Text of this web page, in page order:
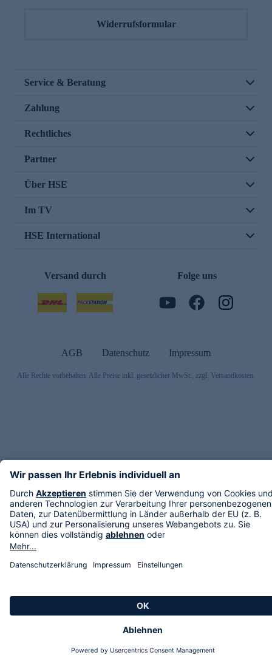
Widerrufsformular
Service & Beratung
Zahlung
Rechtliches
Partner
Über HSE
Im TV
HSE International
Versand durch Folge uns
AGB Datenschutz Impressum
Alle Rechte vorbehalten. Alle Preise inkl. gesetzlicher MwSt., zzgl. Versandkosten.